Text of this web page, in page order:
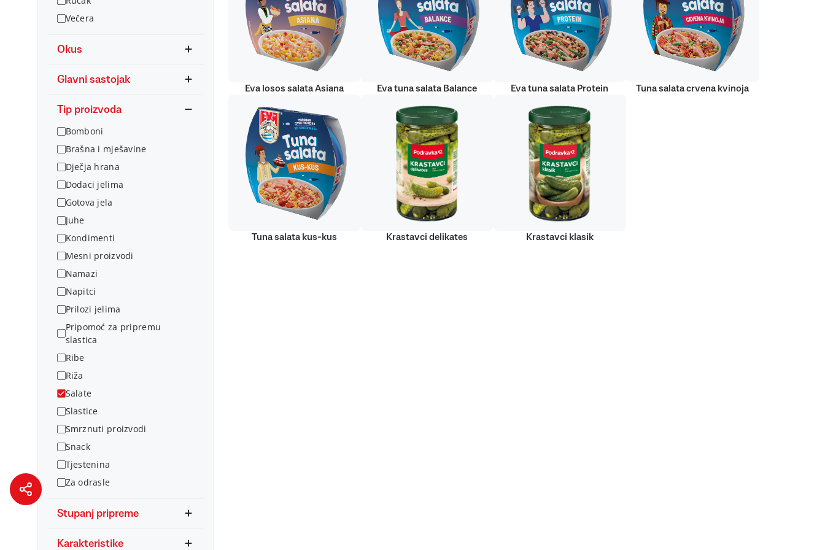
Večera
Okus
Glavni sastojak
Tip proizvoda
Bomboni
Brašna i mješavine
Dječja hrana
Dodaci jelima
Gotova jela
Juhe
Kondimenti
Mesni proizvodi
Namazi
Napitci
Prilozi jelima
Pripomoć za pripremu
slastica
Ribe
Riža
Salate
Slastice
Smrznuti proizvodi
Snack
Tjestenina
Za odrasle
Stupanj pripreme
Karakteristike
Eva losos salata Asiana Eva tuna salata Balance Eva tuna salata Protein Tuna salata crvena kvinoja
Tuna salata kus-kus Krastavci delikates Krastavci klasik